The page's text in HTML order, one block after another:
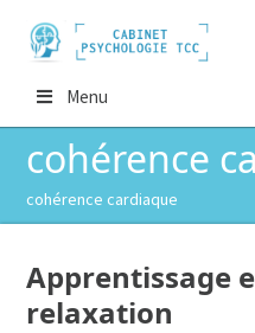
Menu
cohérence
cohérence cardiaque
Apprentissage
relaxation